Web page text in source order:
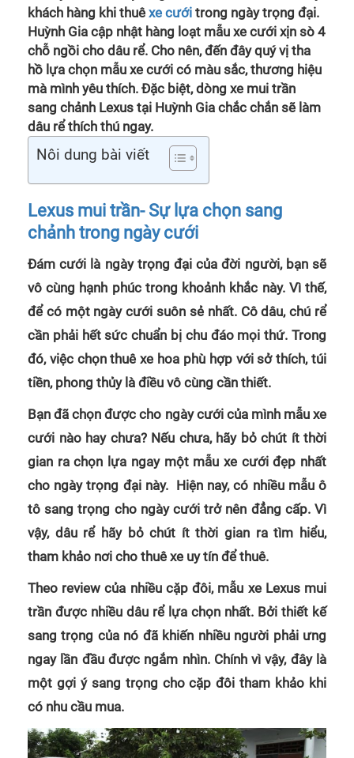
khách hàng khi thuê xe cưới trong ngày trọng đại.
Huỳnh Gia cập nhật hàng loạt mẫu xe cưới xịn sò 4
chỗ ngồi cho dâu rể. Cho nên, đến đây quý vị tha
hồ lựa chọn mẫu xe cưới có màu sắc, thương hiệu
mà mình yêu thích. Đặc biệt, dòng xe mui trần
sang chảnh Lexus tại Huỳnh Gia chắc chắn sẽ làm
dâu rể thích thú ngay.
Nôi dung bài viết
Lexus mui trần- Sự lựa chọn sang
chảnh trong ngày cưới
Đám cưới là ngày trọng đại của đời người, bạn sẽ
vô cùng hạnh phúc trong khoảnh khắc này. Vì thế,
để có một ngày cưới suôn sẻ nhất. Cô dâu, chú rể
cần phải hết sức chuẩn bị chu đáo mọi thứ. Trong
đó, việc chọn thuê xe hoa phù hợp với sở thích, túi
tiền, phong thủy là điều vô cùng cần thiết.
Bạn đã chọn được cho ngày cưới của mình mẫu xe
cưới nào hay chưa? Nếu chưa, hãy bỏ chút ít thời
gian ra chọn lựa ngay một mẫu xe cưới đẹp nhất
cho ngày trọng đại này. Hiện nay, có nhiều mẫu ô
tô sang trọng cho ngày cưới trở nên đẳng cấp. Vì
vậy, dâu rể hãy bỏ chút ít thời gian ra tìm hiểu,
tham khảo nơi cho thuê xe uy tín để thuê.
Theo review của nhiều cặp đôi, mẫu xe Lexus mui
trần được nhiều dâu rể lựa chọn nhất. Bởi thiết kế
sang trọng của nó đã khiến nhiều người phải ưng
ngay lần đầu được ngắm nhìn. Chính vì vậy, đây là
một gợi ý sang trọng cho cặp đôi tham khảo khi
có nhu cầu mua.